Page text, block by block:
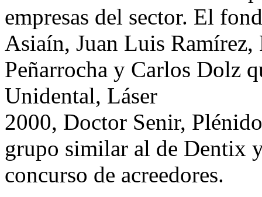
empresas del sector. El
Asiaín, Juan Luis Ramírez,
Peñarrocha y Carlos Dolz
Unidental, Láser
2000, Doctor Senir,
grupo similar al de Dentix
concurso de acreedores.